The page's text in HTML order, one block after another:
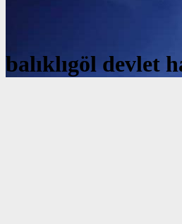
balıklıgöl devlet